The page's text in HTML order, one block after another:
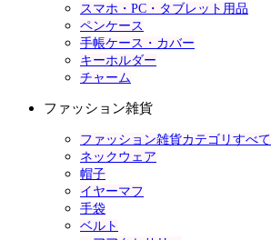
スマホ・PC・タブレット用品
ペンケース
手帳ケース・カバー
キーホルダー
チャーム
ファッション雑貨
ファッション雑貨カテゴリすべて
ネックウェア
帽子
イヤーマフ
手袋
ベルト